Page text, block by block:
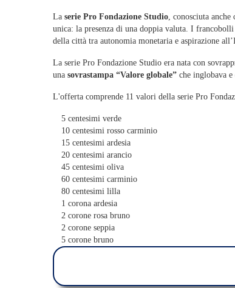
La serie Pro Fondazione Studio, conosciuta anche
unica: la presenza di una doppia valuta. I
della città tra autonomia monetaria e aspirazione
La serie Pro Fondazione Studio era nata con
una sovrastampa “Valore globale” che inglobava
L'offerta comprende 11 valori della serie Pro
5 centesimi verde
10 centesimi rosso carminio
15 centesimi ardesia
20 centesimi arancio
45 centesimi oliva
60 centesimi carminio
80 centesimi lilla
1 corona ardesia
2 corone rosa bruno
2 corone seppia
5 corone bruno